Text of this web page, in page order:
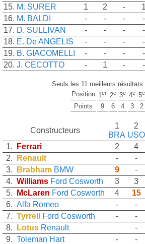
15. M. SURER 1 2 - 1
16. M. BALDI - - - -
17. D. SULLIVAN - - - -
18. E. De ANGELIS - - - -
19. B. GIACOMELLI - - - -
20. J. CECOTTO - 1 - -
Seuls les 11 meilleurs résultats
Position 1er 2e 3e 4e 5e
Points 9 6 4 3 2
Constructeurs
1
BRA
2
USO
1.
Ferrari 2 4
2.
Renault - -
3.
Brabham BMW 9 -
4. Williams Ford Cosworth 3 3
5.
McLaren Ford Cosworth 4 15
6. Alfa Romeo - -
7. Tyrrell Ford Cosworth - -
8.
Lotus Renault -
9. Toleman Hart - -